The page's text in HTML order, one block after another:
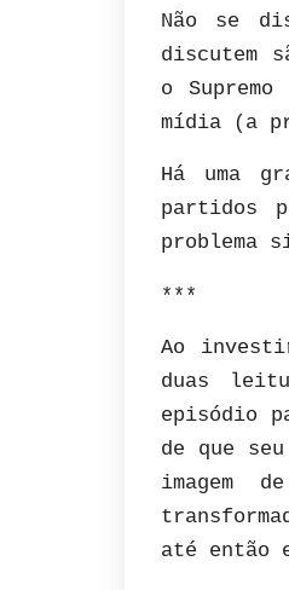
Não se
discutem
o
mídia (a
Há uma
partidos
problema
***
Ao
duas
episódio
de que
imagem
até então